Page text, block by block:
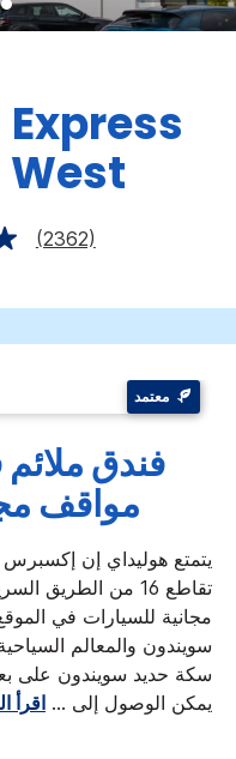
(2362)
معتمد
فندق
مواقف
يتمتع هوليداي إن
مجانية للسيارات في
سويندون والمعالم
يمكن الوصول إلى ... اقرأ